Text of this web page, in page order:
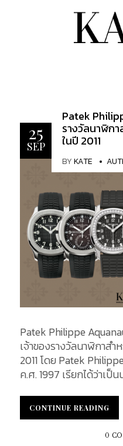
25
SEP
Patek
รางวัลนาฬิก
ในปี 2011
BYKATE
Patek Philippe
เจ้าของรางวัลนาฬิกาส
2011 โดย Patek
ค.ศ. 1997 เรียกได้ว่าเ
นาฬิการุ่นนี้ ถูกจัดอยู่ใน
Sport Elegant โดยแบร
ผสานระหว่างความสปอ
CONTINUE READING
CONTINUE READING
0